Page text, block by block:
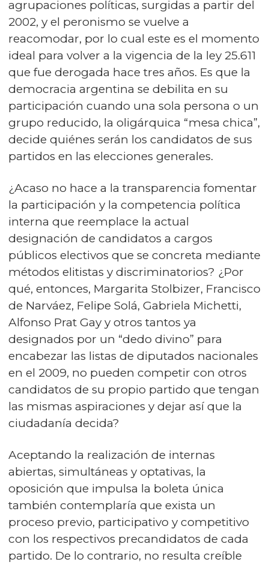
agrupaciones políticas, surgidas a partir del
2002, y el peronismo se vuelve a
reacomodar, por lo cual este es el momento
ideal para volver a la vigencia de la ley 25.611
que fue derogada hace tres años. Es que la
democracia argentina se debilita en su
participación cuando una sola persona o un
grupo reducido, la oligárquica “mesa chica”,
decide quiénes serán los candidatos de sus
partidos en las elecciones generales.
¿Acaso no hace a la transparencia fomentar
la participación y la competencia política
interna que reemplace la actual
designación de candidatos a cargos
públicos electivos que se concreta mediante
métodos elitistas y discriminatorios? ¿Por
qué, entonces, Margarita Stolbizer, Francisco
de Narváez, Felipe Solá, Gabriela Michetti,
Alfonso Prat Gay y otros tantos ya
designados por un “dedo divino” para
encabezar las listas de diputados nacionales
en el 2009, no pueden competir con otros
candidatos de su propio partido que tengan
las mismas aspiraciones y dejar así que la
ciudadanía decida?
Aceptando la realización de internas
abiertas, simultáneas y optativas, la
oposición que impulsa la boleta única
también contemplaría que exista un
proceso previo, participativo y competitivo
con los respectivos precandidatos de cada
partido. De lo contrario, no resulta creíble